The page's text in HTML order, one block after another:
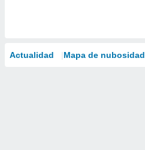
Actualidad Mapa de nubosidad